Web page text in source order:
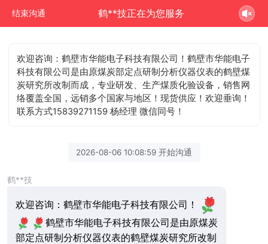
结束沟通 鹤**技正在为您服务
欢迎咨询：鹤壁市华能电子科技有限公司！鹤壁市华能电子
科技有限公司是由原煤炭部定点研制分析仪器仪表的鹤壁煤
炭研究所改制而成，专业研发、生产煤质化验设备，销售网
络覆盖全国，远销多个国家与地区！现货供应！欢迎垂询！
联系方式15839271159 杨经理 微信同号！
2026-08-06 10:08:59 开始沟通
鹤**技
欢迎咨询：鹤壁市华能电子科技有限公司！
鹤壁市华能电子科技有限公司是由原煤炭
部定点研制分析仪器仪表的鹤壁煤炭研究所改制